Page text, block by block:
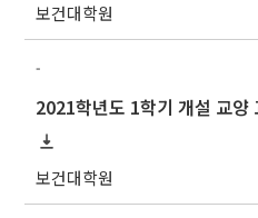
보건대학원
-
보건대학원